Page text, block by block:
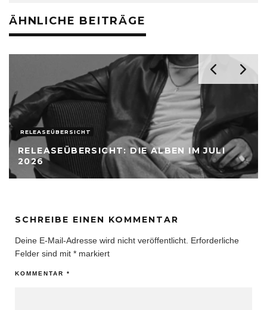
ÄHNLICHE BEITRÄGE
INTERNATIONALE RELEASES
FATOUMATA DIAWARA NIMMT UNS MIT
DIE REISE ZU IHREM NEUEN ALBUM
»MASSA«
SCHREIBE EINEN KOMMENTAR
Deine E-Mail-Adresse wird nicht veröffentlicht. Erforderliche
Felder sind mit * markiert
KOMMENTAR *